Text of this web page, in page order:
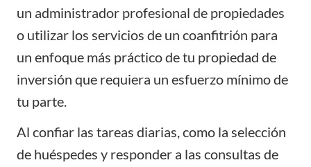
un administrador profesional de propiedades
o utilizar los servicios de un coanfitrión para
un enfoque más práctico de tu propiedad de
inversión que requiera un esfuerzo mínimo de
tu parte.
Al confiar las tareas diarias, como la selección
de huéspedes y responder a las consultas de